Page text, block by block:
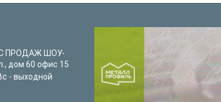
ПРОДАЖ ШОУ-
дом 60 офис 15
- выходной